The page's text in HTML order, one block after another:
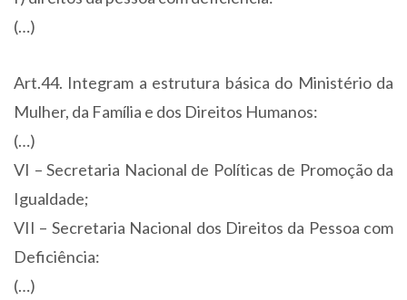
(…)
Art.44. Integram a estrutura básica do Ministério da
Mulher, da Família e dos Direitos Humanos:
(…)
VI – Secretaria Nacional de Políticas de Promoção da
Igualdade;
VII – Secretaria Nacional dos Direitos da Pessoa com
Deficiência:
(…)